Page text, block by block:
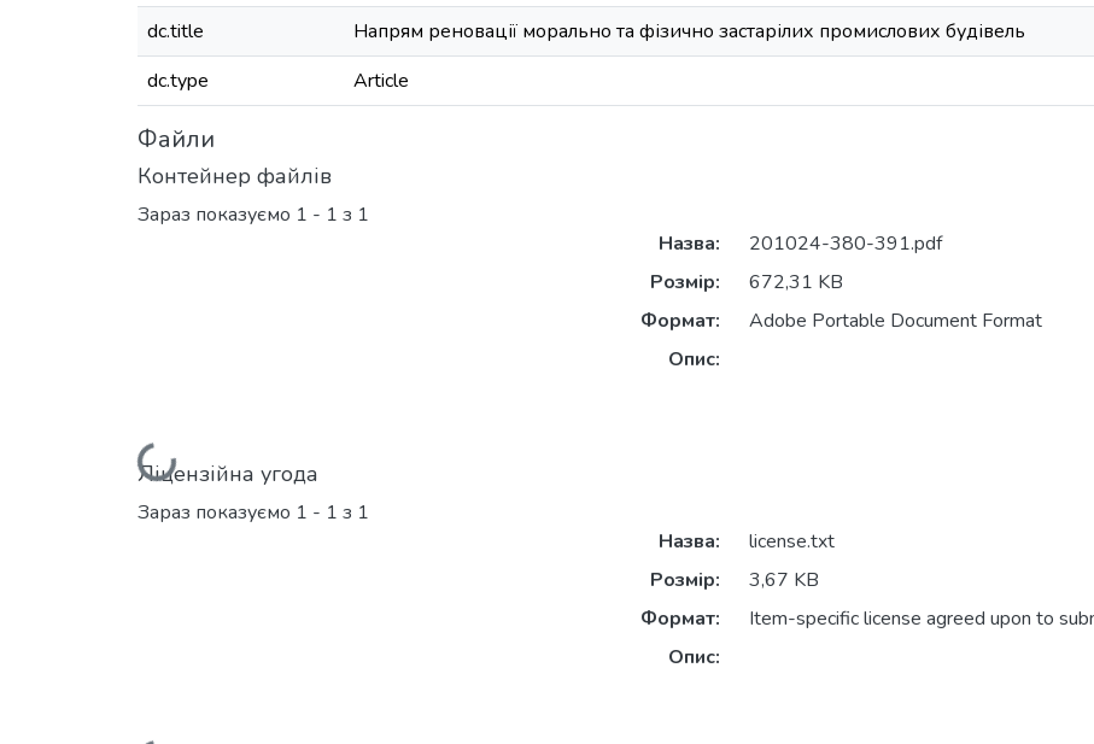
dc.title
Напрям реновації морально та фізично застарілих промислових будівель
dc.type
Article
Файли
Контейнер файлів
Зараз показуємо 1 - 1 з 1
Вантажиться...
Назва:
201024-380-391.pdf
Розмір:
672,31 KB
Формат:
Adobe Portable Document Format
Опис:
Ліцензійна угода
Зараз показуємо 1 - 1 з 1
Назва:
license.txt
Розмір:
3,67 KB
Формат:
Item-specific license agreed upon to
Опис: